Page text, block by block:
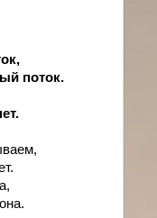
поток.